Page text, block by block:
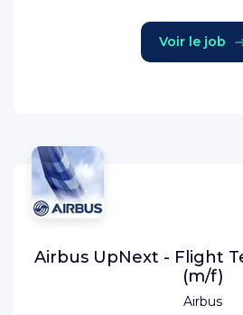
Voir le job
Airbus
Airbus UpNext - Flight
(m/f)